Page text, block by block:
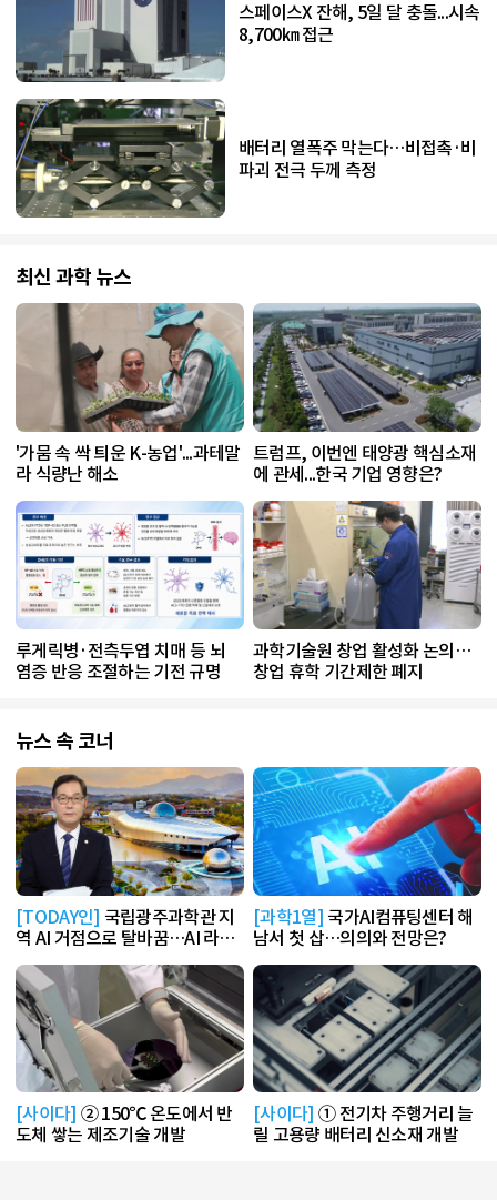
스페이스X 잔해, 5일 달 충돌...시속
8,700㎞ 접근
배터리 열폭주 막는다…비접촉·비
파괴 전극 두께 측정
최신 과학 뉴스
'가뭄 속 싹 틔운 K-농업'...과테말
라 식량난 해소
트럼프, 이번엔 태양광 핵심소재
에 관세...한국 기업 영향은?
루게릭병·전측두엽 치매 등 뇌
염증 반응 조절하는 기전 규명
과학기술원 창업 활성화 논의…
창업 휴학 기간제한 폐지
뉴스 속 코너
[TODAY인] 국립광주과학관 지
역 AI 거점으로 탈바꿈…AI 라운
[과학1열] 국가AI컴퓨팅센터 해
남서 첫 삽…의의와 전망은?
[사이다] ② 150℃ 온도에서 반
도체 쌓는 제조기술 개발
[사이다] ① 전기차 주행거리 늘
릴 고용량 배터리 신소재 개발